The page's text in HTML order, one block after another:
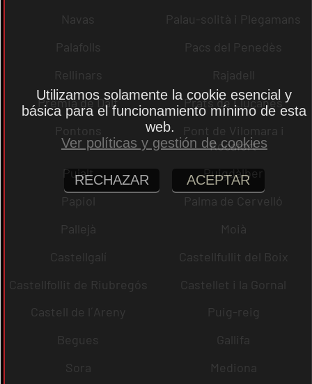
Navas
Palau-solità i Plegamans
Palafolls
Pacs del Penedès
Rellinars
Rajadell
Premià de Dalt
Prats de Lluçanès
Pontons
Pont de Vilomara i
Rocafort
Pujalt
Puigdàlber
Papiol
Palma de Cervelló
Pallejà
Moià
Castellgalí
Castellfullit del Boix
Castellfollit de Riubregós
Castellet i la Gornal
Castell de l´Areny
Puig-reig
Begues
Gallifa
Sora
Mediona
Utilizamos solamente la cookie esencial y
básica para el funcionamiento mínimo de esta
web.
Ver políticas y gestión de cookies
RECHAZAR ACEPTAR